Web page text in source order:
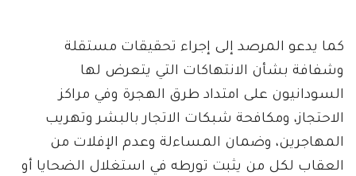
كما يدعو المرصد إلى إجراء تحقيقات مستقلة
وشفافة بشأن الانتهاكات التي يتعرض لها
السودانيون على امتداد طرق الهجرة وفي مراكز
الاحتجاز، ومكافحة شبكات الاتجار بالبشر وتهريب
المهاجرين، وضمان المساءلة وعدم الإفلات من
العقاب لكل من يثبت تورطه في استغلال الضحايا أو